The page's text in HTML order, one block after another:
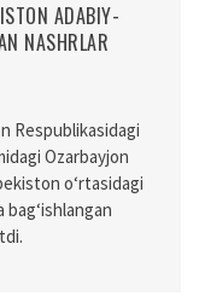
ADABIY-
NASHRLAR
Respublikasidagi
Ozarbayjon
o‘rtasidagi